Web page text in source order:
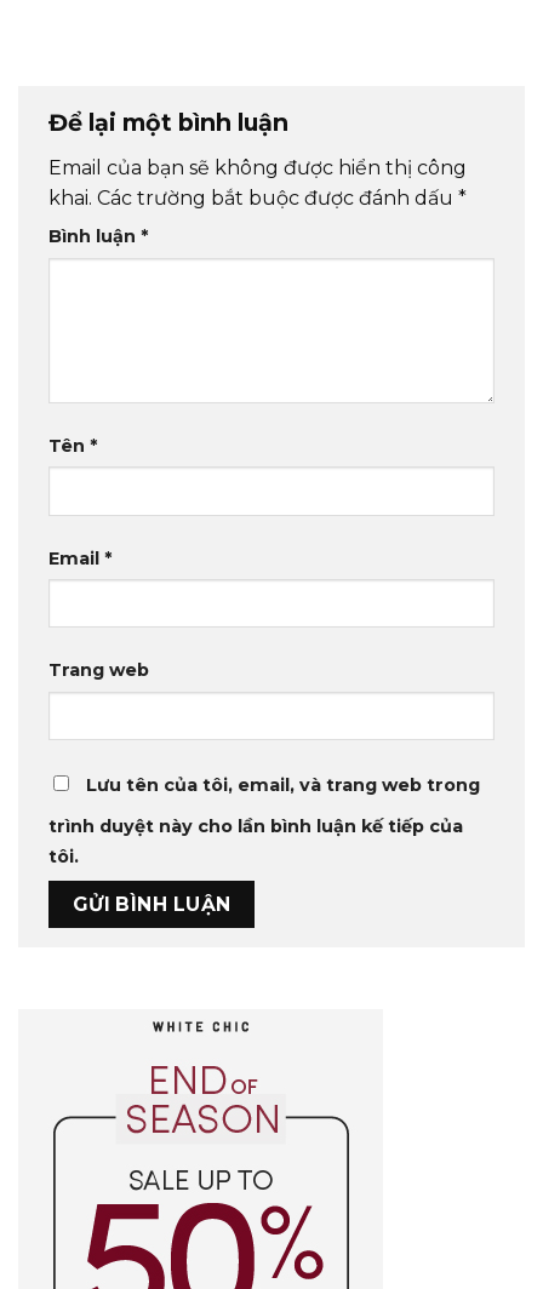
Để lại một bình luận
Email của bạn sẽ không được hiển thị công
khai. Các trường bắt buộc được đánh dấu *
Bình luận *
Tên *
Email *
Trang web
Lưu tên của tôi, email, và trang web trong
trình duyệt này cho lần bình luận kế tiếp của
tôi.